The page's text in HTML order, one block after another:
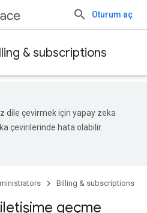
Oturum aç
& subscriptions
dile çevirmek için yapay zeka
çevirilerinde hata olabilir.
Billing & subscriptions
geçme